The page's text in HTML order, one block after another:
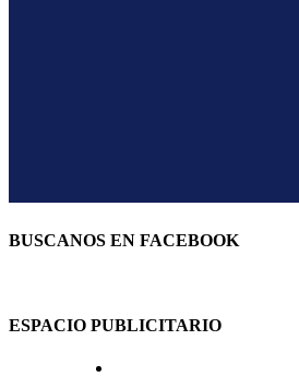
BUSCANOS EN FACEBOOK
ESPACIO PUBLICITARIO